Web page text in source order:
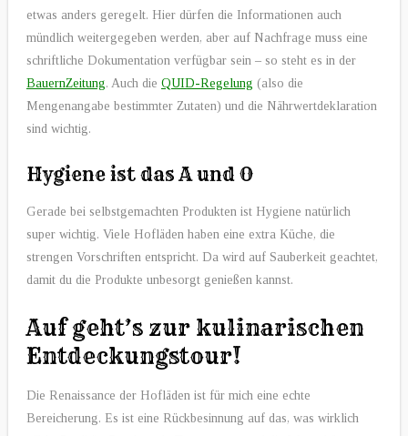
etwas anders geregelt. Hier dürfen die Informationen auch
mündlich weitergegeben werden, aber auf Nachfrage muss eine
schriftliche Dokumentation verfügbar sein – so steht es in der
BauernZeitung. Auch die QUID-Regelung (also die
Mengenangabe bestimmter Zutaten) und die Nährwertdeklaration
sind wichtig.
Hygiene ist das A und O
Gerade bei selbstgemachten Produkten ist Hygiene natürlich
super wichtig. Viele Hofläden haben eine extra Küche, die
strengen Vorschriften entspricht. Da wird auf Sauberkeit geachtet,
damit du die Produkte unbesorgt genießen kannst.
Auf geht’s zur kulinarischen
Entdeckungstour!
Die Renaissance der Hofläden ist für mich eine echte
Bereicherung. Es ist eine Rückbesinnung auf das, was wirklich